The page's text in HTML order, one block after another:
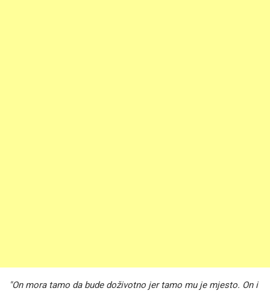
"On mora tamo da bude doživotno jer tamo mu je mjesto. On i